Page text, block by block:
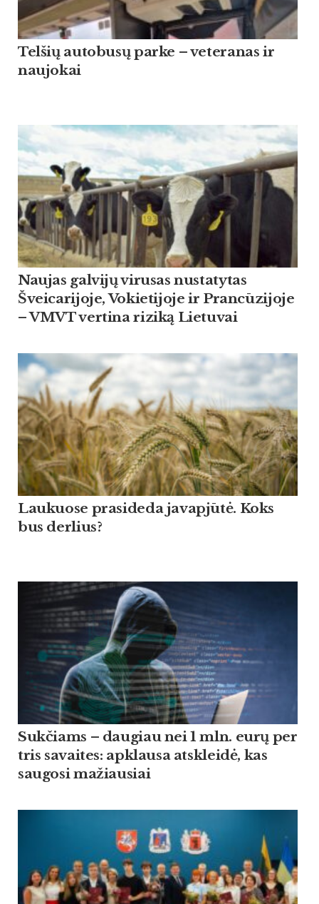
Tel­šių au­to­busų par­ke – ve­te­ra­nas ir
nau­jo­kai
Naujas galvijų virusas nustatytas
Šveicarijoje, Vokietijoje ir Prancūzijoje
– VMVT vertina riziką Lietuvai
Lau­kuo­se pra­si­de­da ja­vapjūtė. Koks
bus der­lius?
Suk­čiams – dau­giau nei 1 mln. eurų per
tris sa­vai­tes: ap­klau­sa at­skleidė, kas
sau­go­si ma­žiau­siai